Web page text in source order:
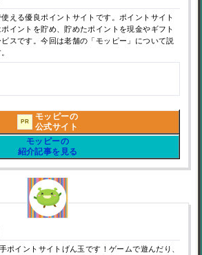
える優良ポイントサイトです。ポイントサイト
ポイントを貯め、貯めたポイントを現金やギフト
スです。今回は老舗の「モッピー」について説
PR
モッピーの
公式サイト
モッピーの
紹介記事を見る
ポイントサイトげん玉です！ゲームで遊んだり、